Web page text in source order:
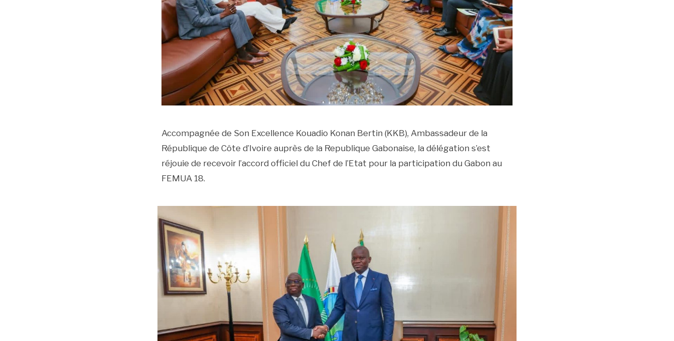
Accompagnée de Son Excellence Kouadio Konan Bertin (KKB), Ambassadeur de la
République de Côte d’Ivoire auprès de la Republique Gabonaise, la délégation s’est
réjouie de recevoir l’accord officiel du Chef de l’Etat pour la participation du Gabon au
FEMUA 18.